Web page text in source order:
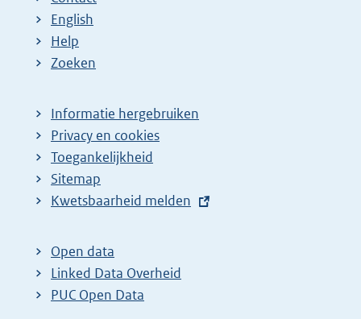
English
Help
Zoeken
Informatie hergebruiken
Privacy en cookies
Toegankelijkheid
Sitemap
E
t
e
r
Kwetsbaarheid melden
Open data
Linked Data Overheid
PUC Open Data